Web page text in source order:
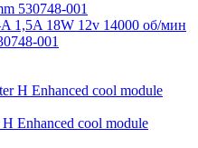
1,5A 18W 12v 14000 об/мин
001
Enhanced cool module